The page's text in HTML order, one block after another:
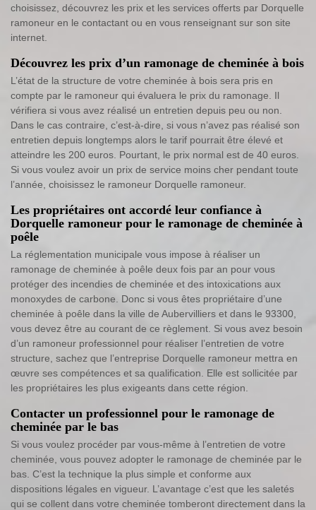
choisissez, découvrez les prix et les services offerts par Dorquelle
ramoneur en le contactant ou en vous renseignant sur son site
internet.
Découvrez les prix d’un ramonage de cheminée à bois
L’état de la structure de votre cheminée à bois sera pris en
compte par le ramoneur qui évaluera le prix du ramonage. Il
vérifiera si vous avez réalisé un entretien depuis peu ou non.
Dans le cas contraire, c’est-à-dire, si vous n’avez pas réalisé son
entretien depuis longtemps alors le tarif pourrait être élevé et
atteindre les 200 euros. Pourtant, le prix normal est de 40 euros.
Si vous voulez avoir un prix de service moins cher pendant toute
l’année, choisissez le ramoneur Dorquelle ramoneur.
Les propriétaires ont accordé leur confiance à
Dorquelle ramoneur pour le ramonage de cheminée à
poêle
La réglementation municipale vous impose à réaliser un
ramonage de cheminée à poêle deux fois par an pour vous
protéger des incendies de cheminée et des intoxications aux
monoxydes de carbone. Donc si vous êtes propriétaire d’une
cheminée à poêle dans la ville de Aubervilliers et dans le 93300,
vous devez être au courant de ce règlement. Si vous avez besoin
d’un ramoneur professionnel pour réaliser l’entretien de votre
structure, sachez que l’entreprise Dorquelle ramoneur mettra en
œuvre ses compétences et sa qualification. Elle est sollicitée par
les propriétaires les plus exigeants dans cette région.
Contacter un professionnel pour le ramonage de
cheminée par le bas
Si vous voulez procéder par vous-même à l’entretien de votre
cheminée, vous pouvez adopter le ramonage de cheminée par le
bas. C’est la technique la plus simple et conforme aux
dispositions légales en vigueur. L’avantage c’est que les saletés
qui se collent dans votre cheminée tomberont directement dans la